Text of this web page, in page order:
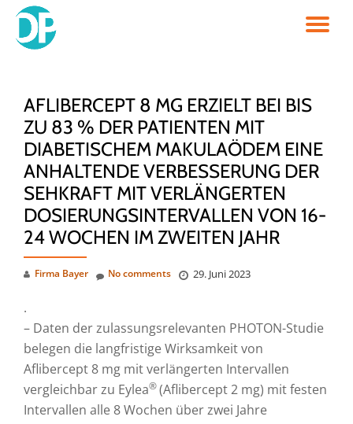
Skip
AFLIBERCEPT 8 MG ERZIELT BEI BIS
ZU 83 % DER PATIENTEN MIT
DIABETISCHEM MAKULAÖDEM EINE
ANHALTENDE VERBESSERUNG DER
SEHKRAFT MIT VERLÄNGERTEN
DOSIERUNGSINTERVALLEN VON 16-
24 WOCHEN IM ZWEITEN JAHR
Firma Bayer 29. Juni 2023
No comments
.
– Daten der zulassungsrelevanten PHOTON-Studie
belegen die langfristige Wirksamkeit von
Aflibercept 8 mg mit verlängerten Intervallen
vergleichbar zu Eylea®(Aflibercept 2 mg) mit festen
Intervallen alle 8 Wochen über zwei Jahre